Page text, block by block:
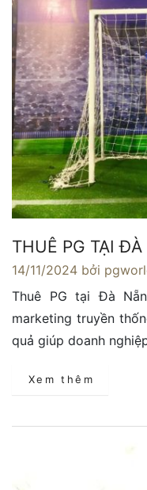
THUÊ PG TẠI ĐÀ
14/11/2024 bởi
Thuê PG tại Đà
marketing truyền
quả giúp doanh
Xem thêm